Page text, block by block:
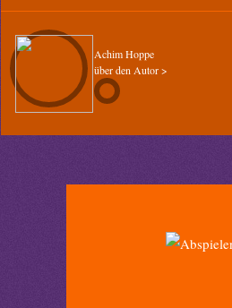
Achim Hoppe
über den Autor >